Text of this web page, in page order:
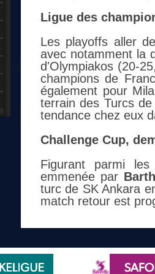
Ligue des
Les playoffs aller
avec notamment la
d'Olympiakos (20-
champions de
également pour
terrain des Turcs
tendance chez eux
Challenge Cup,
Figurant parmi
emmenée par
turc de SK Ankara
match retour est